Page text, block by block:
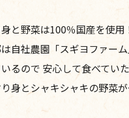
と野菜は100％国産を使用
自社農園「スギヨファー
るので 安心して食べていた
身とシャキシャキの野菜